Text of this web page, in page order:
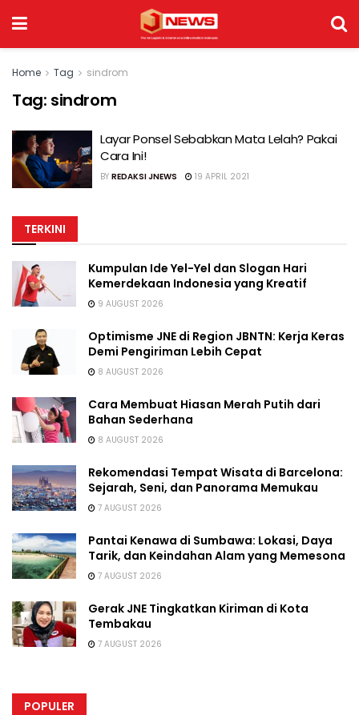
Home Tag sindrom
Tag: sindrom
Layar Ponsel Sebabkan Mata Lelah? Pakai
Cara Ini!
BY REDAKSI JNEWS 19 APRIL 2021
TERKINI
Kumpulan Ide Yel-Yel dan Slogan Hari
Kemerdekaan Indonesia yang Kreatif
9 AUGUST 2026
Optimisme JNE di Region JBNTN: Kerja Keras
Demi Pengiriman Lebih Cepat
8 AUGUST 2026
Cara Membuat Hiasan Merah Putih dari
Bahan Sederhana
8 AUGUST 2026
Rekomendasi Tempat Wisata di Barcelona:
Sejarah, Seni, dan Panorama Memukau
7 AUGUST 2026
Pantai Kenawa di Sumbawa: Lokasi, Daya
Tarik, dan Keindahan Alam yang Memesona
7 AUGUST 2026
Gerak JNE Tingkatkan Kiriman di Kota
Tembakau
7 AUGUST 2026
POPULER